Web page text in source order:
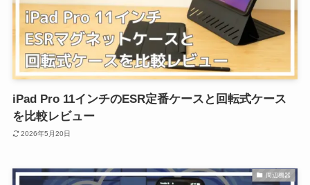
iPad Pro 11インチのESR定番ケースと回転式ケース
を比較レビュー
2026年5月20日
周辺機器